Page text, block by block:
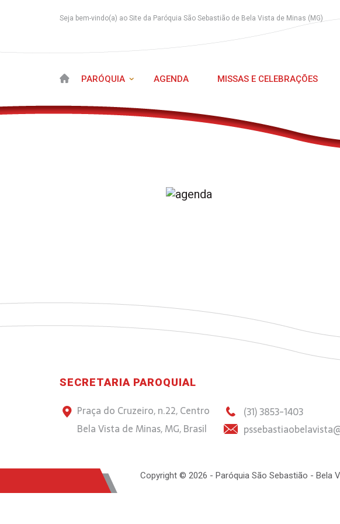
Seja bem-vindo(a) ao Site da Paróquia São Sebastião de Bela Vista de Minas (MG)
PARÓQUIA AGENDA MISSAS E CELEBRAÇÕES
SECRETARIA PAROQUIAL
Praça do Cruzeiro, n.22, Centro
Bela Vista de Minas, MG, Brasil
(31) 3853-1403
Copyright © 2026 - Paróquia São Sebastião -